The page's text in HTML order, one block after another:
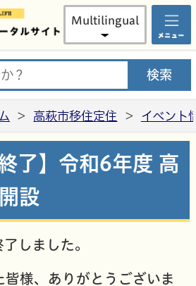
高萩
Multilingual
> 高萩市移住定住 > イベント
了】令和6年度 高
設
しました。
皆様、ありがとうございま